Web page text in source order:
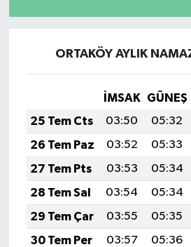
ORTAKÖY AYLIK
İMSAK GÜNEŞ
25 Tem Cts
03:50 05:32
26 Tem Paz
03:52 05:33
27 Tem Pts
03:53 05:34
28 Tem Sal
03:54 05:34
29 Tem Çar
03:55 05:35
30 Tem Per
03:57 05:36